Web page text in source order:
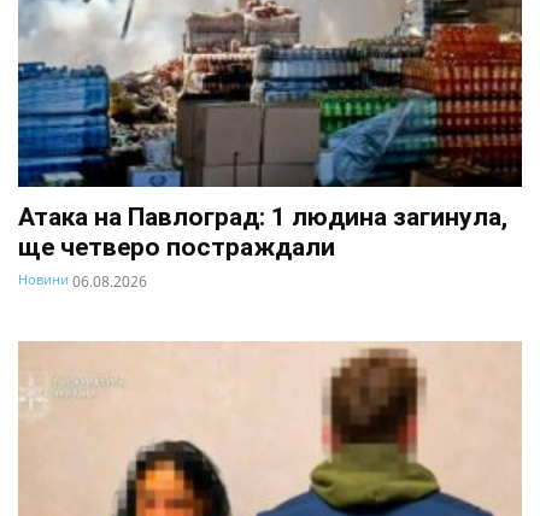
Атака на Павлоград: 1 людина загинула,
ще четверо постраждали
Новини 06.08.2026